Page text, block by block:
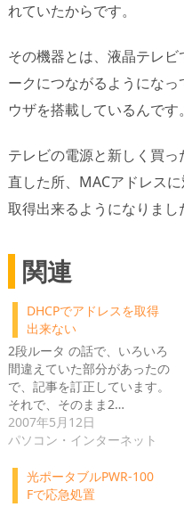
れていたからです。
その機器とは、液晶テレ
ークにつながるようにな
ウザを搭載しているんです。
テレビの電源と新しく買
直した所、MACアドレス
取得出来るようになりまし
関連
DHCPでアドレスを取得
出来ない
2段ルータ の話で、いろいろ
間違えていた部分があったの
で、記事を訂正しています。
それで、そのまま2…
2007年5月12日
パソコン・インターネット
光ポータブルPWR-100
Fで応急処置